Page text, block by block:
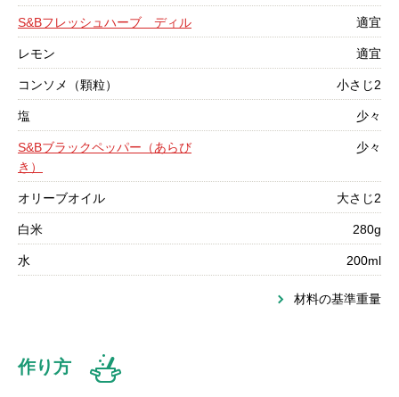
S&Bフレッシュハーブ ディル 適宜
レモン 適宜
コンソメ（顆粒） 小さじ2
塩 少々
S&Bブラックペッパー（あらび
き）
少々
オリーブオイル 大さじ2
白米 280g
水 200ml
材料の基準重量
作り方